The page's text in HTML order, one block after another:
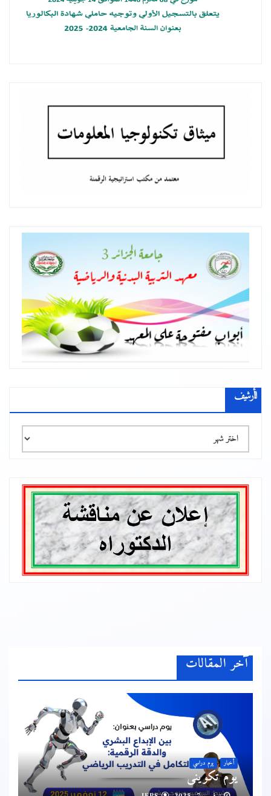
الأرشيف
الأرشيف
آخر المقالات
أخبار يوم دراسي
يوم تكويني